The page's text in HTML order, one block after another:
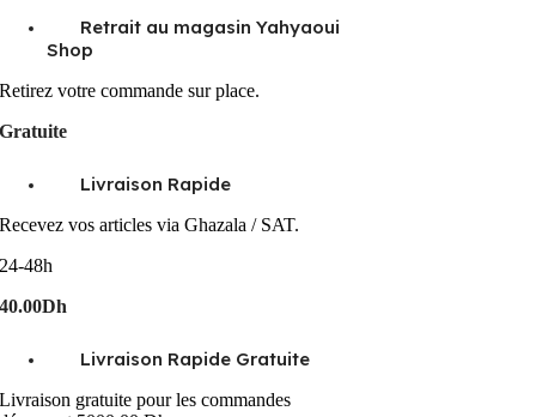
Retrait au magasin Yahyaoui
Shop
Retirez votre commande sur place.
Gratuite
Livraison Rapide
Recevez vos articles via Ghazala / SAT.
24-48h
40.00Dh
Livraison Rapide Gratuite
Livraison gratuite pour les commandes